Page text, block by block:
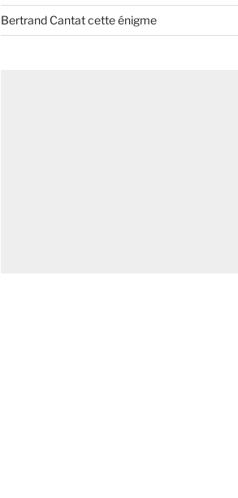
Bertrand Cantat cette énigme